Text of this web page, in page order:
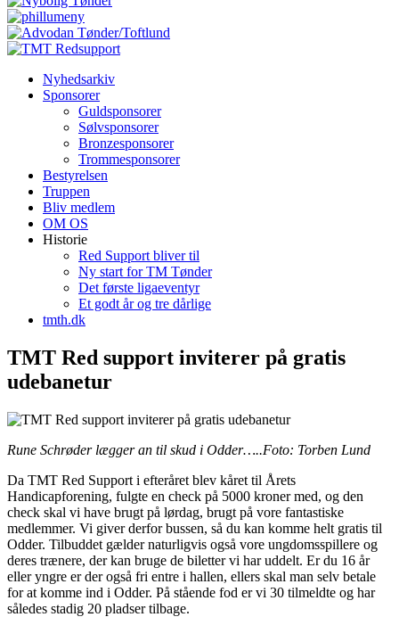
Nyhedsarkiv
Sponsorer
Guldsponsorer
Sølvsponsorer
Bronzesponsorer
Trommesponsorer
Bestyrelsen
Truppen
Bliv medlem
OM OS
Historie
Red Support bliver til
Ny start for TM Tønder
Det første ligaeventyr
Et godt år og tre dårlige
tmth.dk
TMT Red support inviterer på gratis
udebanetur
Rune Schrøder lægger an til skud i Odder…..Foto: Torben Lund
Da TMT Red Support i efteråret blev kåret til Årets
Handicapforening, fulgte en check på 5000 kroner med, og den
check skal vi have brugt på lørdag, brugt på vore fantastiske
medlemmer. Vi giver derfor bussen, så du kan komme helt gratis til
Odder. Tilbuddet gælder naturligvis også vore ungdomsspillere og
deres trænere, der kan bruge de biletter vi har uddelt. Er du 16 år
eller yngre er der også fri entre i hallen, ellers skal man selv betale
for at komme ind i Odder. På stående fod er vi 30 tilmeldte og har
således stadig 20 pladser tilbage.